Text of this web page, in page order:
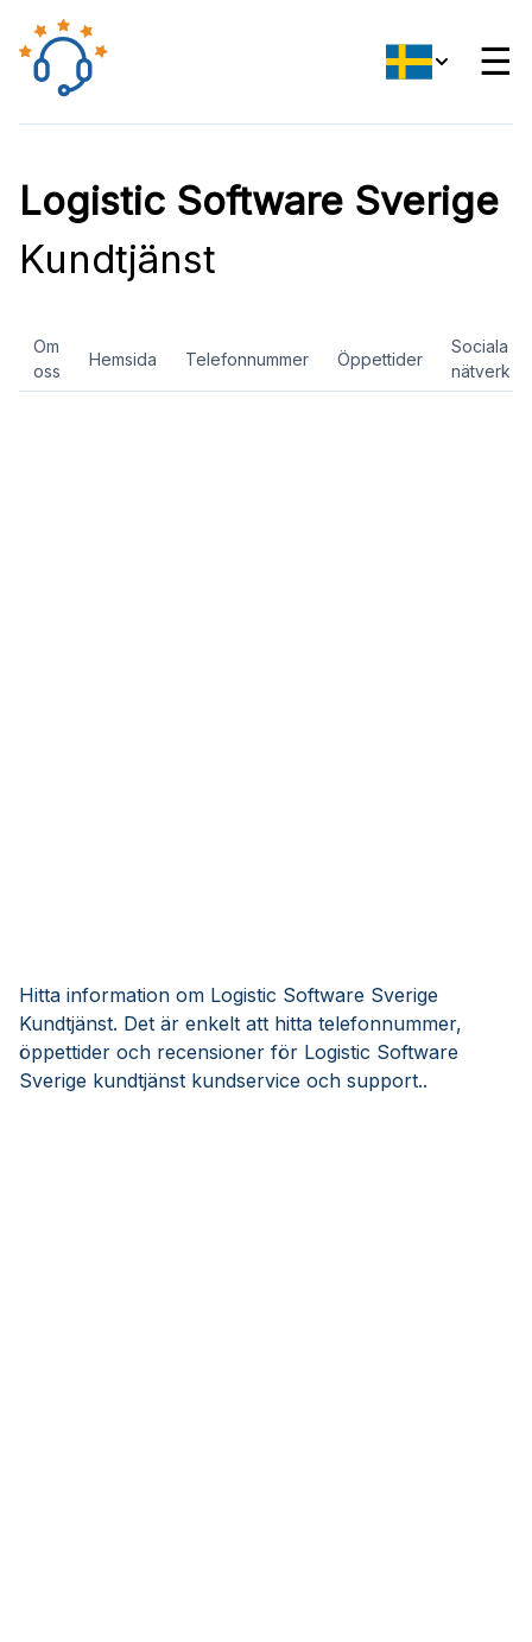
☰
Logistic Software Sverige
Kundtjänst
Om
oss
Hemsida Telefonnummer Öppettider
Sociala
nätverk
Hitta information om Logistic Software Sverige
Kundtjänst. Det är enkelt att hitta telefonnummer,
öppettider och recensioner för Logistic Software
Sverige kundtjänst kundservice och support..